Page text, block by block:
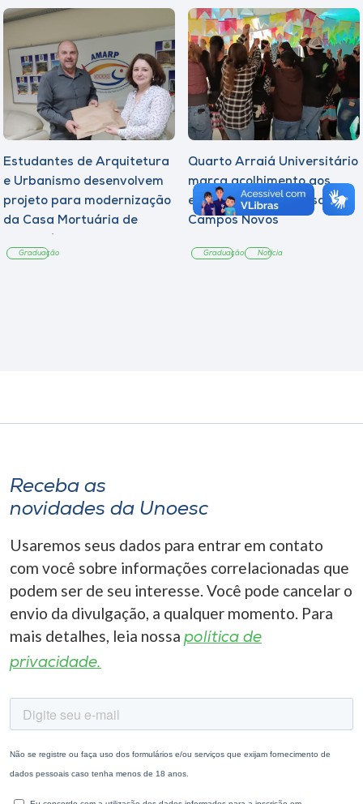
Estudantes de Arquitetura
e Urbanismo desenvolvem
projeto para modernização
da Casa Mortuária de
Graduação
Quarto Arraiá Universitário
marca acolhimento aos
estudantes da Unoesc
Campos Novos
Graduação Notícia
Receba as
novidades da Unoesc
Usaremos seus dados para entrar em contato
com você sobre informações correlacionadas que
podem ser de seu interesse. Você pode cancelar o
envio da divulgação, a qualquer momento. Para
mais detalhes, leia nossa política de
privacidade.